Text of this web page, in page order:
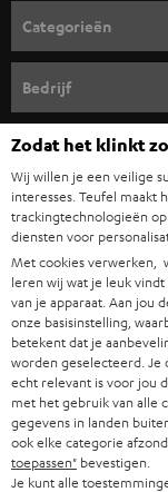
o
r
n
i
e
u
w
s
b
r
i
e
f
Categorieën
COMPLETE
SOUNDBARS
HIFI-SPEAKERS
SMART HOME
BLUETOOTH
KOPTELEFOONS
BLUETOOTH
COMPLETE SETS
Bedrijf
SUPPORT
CARRIÈRE
PERS & MARKETING
B2B
BLOG
NEWSLETTER
STORES
Teufel online shops
DUITSLAND
OOSTENRIJK
ZWITSERLAND
NEDERLAND
BELGIË
Zodat het klinkt
Wij willen je een veilige
interesses. Teufel maakt
trackingtechnologieën
diensten voor
Met cookies verwerken,
leren wij wat je leuk
van je apparaat. Aan jou
onze basisinstelling,
betekent dat je
worden geselecteerd. Je
echt relevant is voor jou
met het gebruik van alle
gegevens in landen
ook elke categorie
toepassen" bevestigen.
Je kunt alle